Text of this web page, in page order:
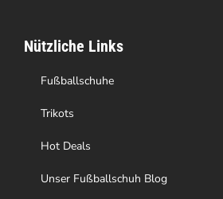
Nützliche Links
Fußballschuhe
Trikots
Hot Deals
Unser Fußballschuh Blog